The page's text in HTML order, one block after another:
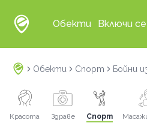
Обекти Включи се
Обекти Спорт Бойни
Красота Здраве Спорт